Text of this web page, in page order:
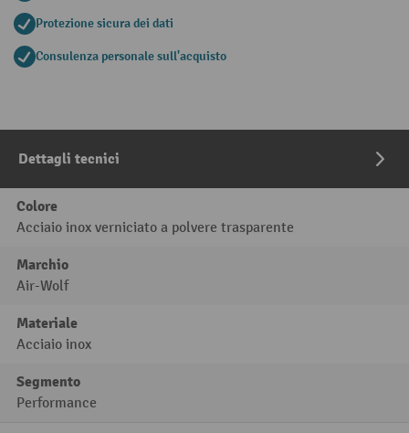
Protezione sicura dei dati
Consulenza personale sull'acquisto
Dettagli tecnici
Colore
Acciaio inox verniciato a polvere trasparente
Marchio
Air-Wolf
Materiale
Acciaio inox
Segmento
Performance